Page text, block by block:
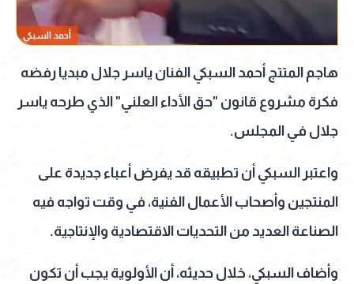
أحمد السبكي
هاجم المتتج أحمد السبكي الفنان ياسر جلال مبديا رفضه
فكرة مشروع قانون "حق الأداء العلني" الذي طرحه ياسر
جلال في المجلس.
واعتبر السبكي أن تطبيقه قد يفرض أعباء جديدة على
المنتجين وأصحاب الأعمال الفنية، في وقت تواجه فيه
الصناعة العديد من التحديات الاقتصادية والإنتاجية.
وأضاف السبكي، خلال حديثه، أن الأولوية يجب أن تكون